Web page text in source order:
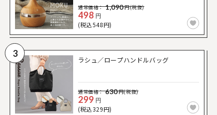
通常価格： 1,090円(税抜)
498 円
(税込548円)
3
ラシュ／ロープハンドルバッグ
通常価格： 630円(税抜)
299 円
(税込329円)